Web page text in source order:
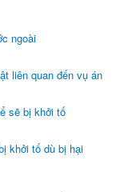
ngoài
liên quan đến vụ án
sẽ bị khởi tố
khởi tố dù bị hại